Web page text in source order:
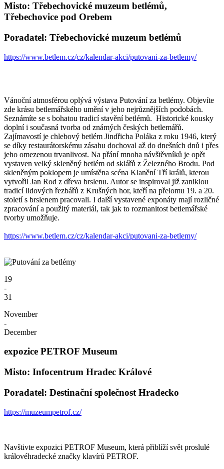
Misto: Třebechovické muzeum betlémů,
Třebechovice pod Orebem
Poradatel: Třebechovické muzeum betlémů
https://www.betlem.cz/cz/kalendar-akci/putovani-za-betlemy/
Vánoční atmosférou oplývá výstava Putování za betlémy. Objevíte
zde krásu betlemářského umění v jeho nejrůznějších podobách.
Seznámíte se s bohatou tradicí stavění betlémů. Historické kousky
doplní i současná tvorba od známých českých betlemářů.
Zajímavostí je chlebový betlém Jindřicha Poláka z roku 1946, který
se díky restaurátorskému zásahu dochoval až do dnešních dnů i přes
jeho omezenou trvanlivost. Na přání mnoha návštěvníků je opět
vystaven velký skleněný betlém od sklářů z Železného Brodu. Pod
skleněným poklopem je umístěna scéna Klanění Tří králů, kterou
vytvořil Jan Rod z dřeva brslenu. Autor se inspiroval již zaniklou
tradicí lidových řezbářů z Krušných hor, kteří na přelomu 19. a 20.
století s brslenem pracovali. I další vystavené exponáty mají rozličné
zpracování a použitý materiál, tak jak to rozmanitost betlemářské
tvorby umožňuje.
https://www.betlem.cz/cz/kalendar-akci/putovani-za-betlemy/
19
-
31
November
-
December
expozice PETROF Museum
Misto: Infocentrum Hradec Králové
Poradatel: Destinační společnost Hradecko
https://muzeumpetrof.cz/
Navštivte expozici PETROF Museum, která přiblíží svět proslulé
královéhradecké značky klavírů PETROF.